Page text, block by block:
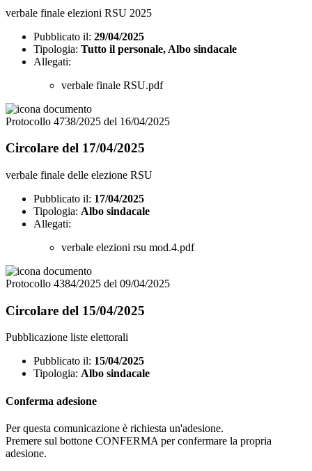
verbale finale elezioni RSU 2025
Pubblicato il: 29/04/2025
Tipologia: Tutto il personale, Albo sindacale
Allegati:
verbale finale RSU.pdf
Protocollo 4738/2025 del 16/04/2025
Circolare del 17/04/2025
verbale finale delle elezione RSU
Pubblicato il: 17/04/2025
Tipologia: Albo sindacale
Allegati:
verbale elezioni rsu mod.4.pdf
Protocollo 4384/2025 del 09/04/2025
Circolare del 15/04/2025
Pubblicazione liste elettorali
Pubblicato il: 15/04/2025
Tipologia: Albo sindacale
Conferma adesione
Per questa comunicazione è richiesta un'adesione.
Premere sul bottone CONFERMA per confermare la propria
adesione.